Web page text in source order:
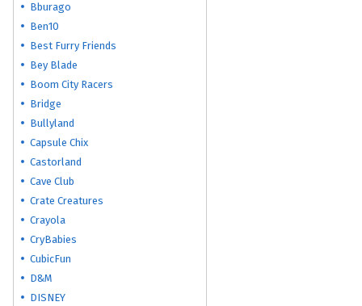
Bburago
Ben10
Best Furry Friends
Bey Blade
Boom City Racers
Bridge
Bullyland
Capsule Chix
Castorland
Cave Club
Crate Creatures
Crayola
CryBabies
CubicFun
D&M
DISNEY